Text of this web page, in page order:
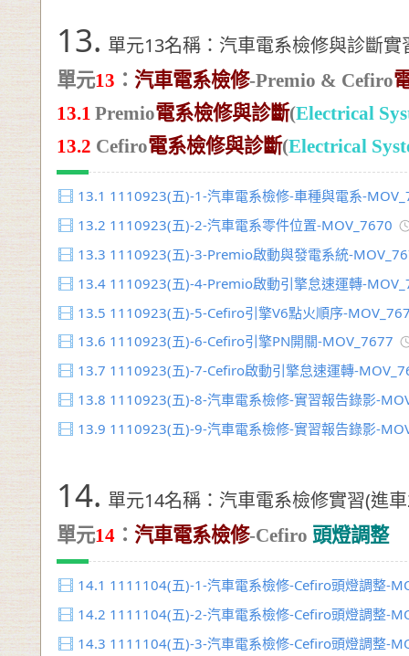
13. 單元13名稱：汽車電系檢修與診斷實
單元13 ： 汽車電系檢修-Premio & Cefiro
13.1 Premio電系檢修與診斷(Electrical
13.2 Cefiro電系檢修與診斷(Electrical
13.1 1110923(五)-1-汽車電系檢修-車種與電系-
13.2 1110923(五)-2-汽車電系零件位置-MOV_7670
13.3 1110923(五)-3-Premio啟動與發電系統-
13.4 1110923(五)-4-Premio啟動引擎怠速運轉-
13.5 1110923(五)-5-Cefiro引擎V6點火順序-
13.6 1110923(五)-6-Cefiro引擎PN開關-MOV_7677
13.7 1110923(五)-7-Cefiro啟動引擎怠速運轉-
13.8 1110923(五)-8-汽車電系檢修-實習報告錄影-
13.9 1110923(五)-9-汽車電系檢修-實習報告錄影-
14. 單元14名稱：汽車電系檢修實習(進
單元14 ： 汽車電系檢修-Cefiro 頭燈調整
14.1 1111104(五)-1-汽車電系檢修-Cefiro頭燈調整-
14.2 1111104(五)-2-汽車電系檢修-Cefiro頭燈調整-
14.3 1111104(五)-3-汽車電系檢修-Cefiro頭燈調整-